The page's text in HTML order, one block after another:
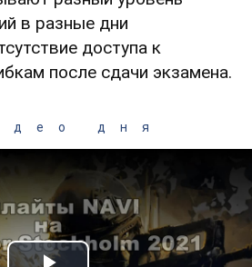
в разные дни
доступа к
после сдачи экзамена.
дня